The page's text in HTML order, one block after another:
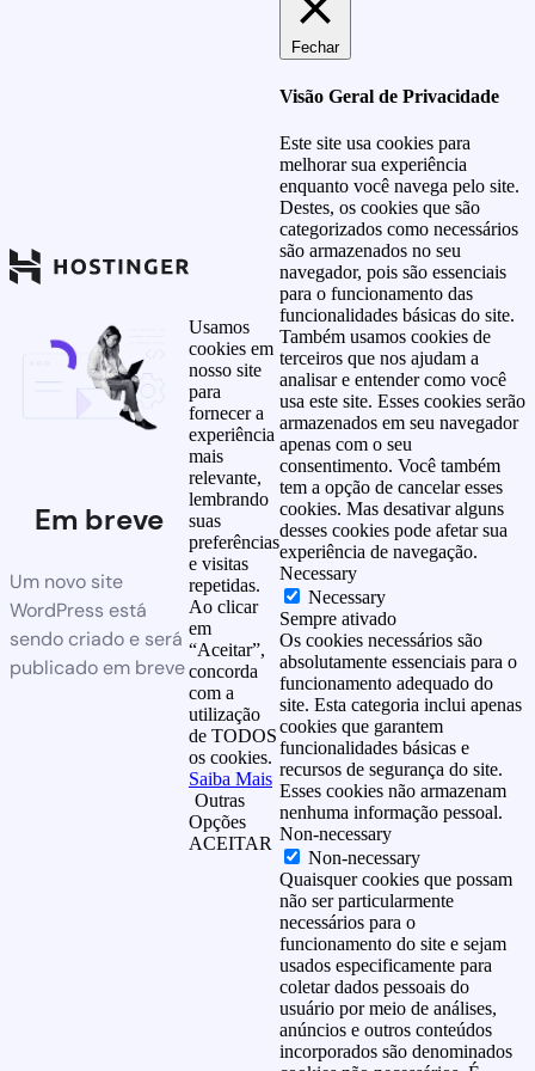
Em breve
Um novo site
WordPress está
sendo criado e será
publicado em breve
Usamos
cookies em
nosso site
para
fornecer a
experiência
mais
relevante,
lembrando
suas
preferências
e visitas
repetidas.
Ao clicar
em
“Aceitar”,
concorda
com a
utilização
de TODOS
os cookies.
Saiba Mais
Outras
Opções
ACEITAR
Fechar
Visão Geral de Privacidade
Este site usa cookies para
melhorar sua experiência
enquanto você navega pelo site.
Destes, os cookies que são
categorizados como necessários
são armazenados no seu
navegador, pois são essenciais
para o funcionamento das
funcionalidades básicas do site.
Também usamos cookies de
terceiros que nos ajudam a
analisar e entender como você
usa este site. Esses cookies serão
armazenados em seu navegador
apenas com o seu
consentimento. Você também
tem a opção de cancelar esses
cookies. Mas desativar alguns
desses cookies pode afetar sua
experiência de navegação.
Necessary
Necessary
Sempre ativado
Os cookies necessários são
absolutamente essenciais para o
funcionamento adequado do
site. Esta categoria inclui apenas
cookies que garantem
funcionalidades básicas e
recursos de segurança do site.
Esses cookies não armazenam
nenhuma informação pessoal.
Non-necessary
Non-necessary
Quaisquer cookies que possam
não ser particularmente
necessários para o
funcionamento do site e sejam
usados especificamente para
coletar dados pessoais do
usuário por meio de análises,
anúncios e outros conteúdos
incorporados são denominados